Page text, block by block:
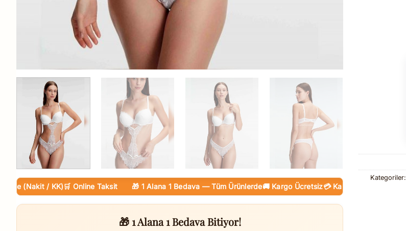
(Nakit / KK) 🛒 Online Taksit 🎁 1 Alana 1 Bedava — Tüm Ürünlerde🚚 Kargo Ücretsiz💳 Kapıda Ödeme (Nakit / KK)
🎁 1 Alana 1 Bedava Bitiyor!
Kategoriler: